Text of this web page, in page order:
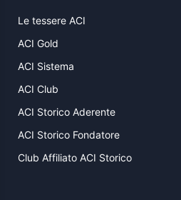
Le tessere ACI
ACI Gold
ACI Sistema
ACI Club
ACI Storico Aderente
ACI Storico Fondatore
Club Affiliato ACI Storico